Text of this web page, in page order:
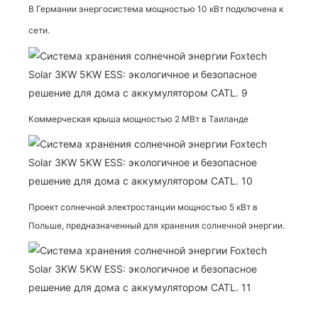
В Германии энергосистема мощностью 10 кВт подключена к
сети.
Коммерческая крыша мощностью 2 МВт в Таиланде
Проект солнечной электростанции мощностью 5 кВт в
Польше, предназначенный для хранения солнечной энергии.